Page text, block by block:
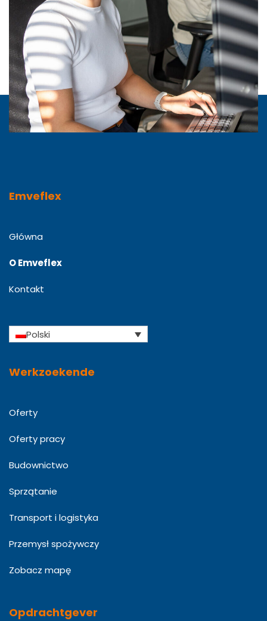
Emveflex
Główna
O Emveflex
Kontakt
Polski
Werkzoekende
Oferty
Oferty pracy
Budownictwo
Sprzątanie
Transport i logistyka
Przemysł spożywczy
Zobacz mapę
Opdrachtgever